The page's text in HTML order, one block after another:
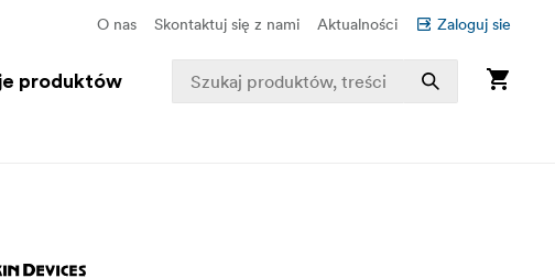
O nas Skontaktuj się z nami Aktualności Zaloguj sie
produktów